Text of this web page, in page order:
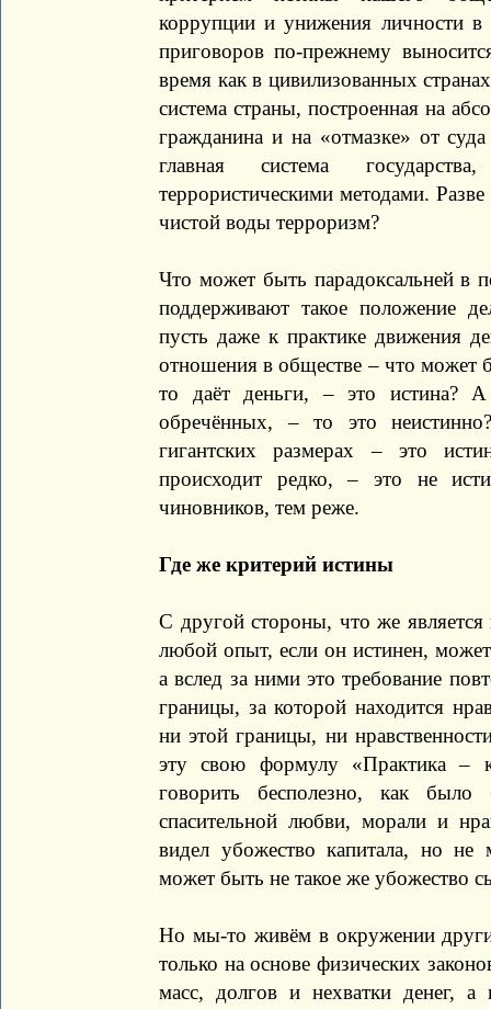
коррупции и унижения личности
приговоров по-прежнему
время как в цивилизованных
система страны, построенная на
гражданина и на «отмазке» от
главная система
террористическими методами.
чистой воды терроризм?
Что может быть парадоксальней в
поддерживают такое положение
пусть даже к практике движения
отношения в обществе – что может
то даёт деньги, – это истина?
обречённых, – то это
гигантских размерах – это
происходит редко, – это не
чиновников, тем реже.
Где же критерий истины
С другой стороны, что же является
любой опыт, если он истинен,
а вслед за ними это требование
границы, за которой находится
ни этой границы, ни
эту свою формулу «Практика –
говорить бесполезно, как
спасительной любви, морали и
видел убожество капитала, но не
может быть не такое же убожество
Но мы-то живём в окружении
только на основе физических
масс, долгов и нехватки денег,